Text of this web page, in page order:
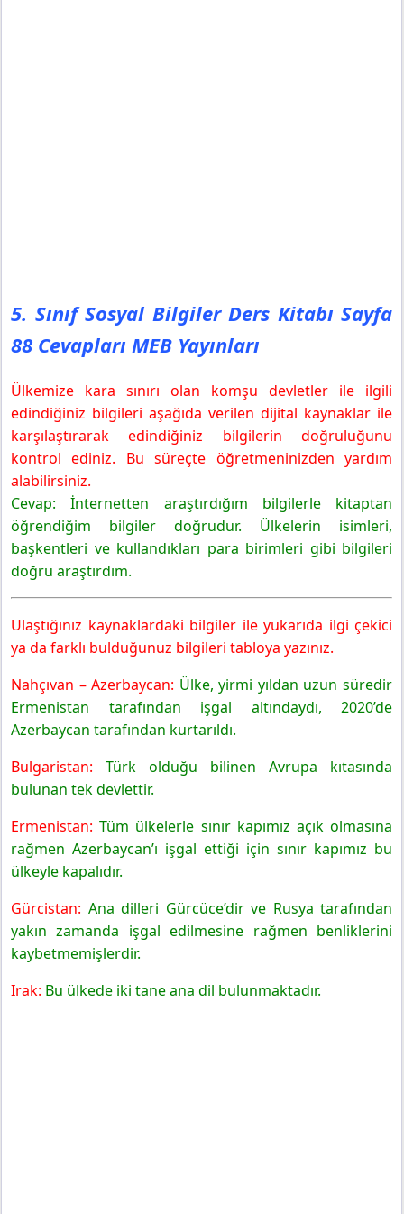
5. Sınıf Sosyal Bilgiler Ders Kitabı Sayfa
88 Cevapları MEB Yayınları
Ülkemize kara sınırı olan komşu devletler ile ilgili
edindiğiniz bilgileri aşağıda verilen dijital kaynaklar ile
karşılaştırarak edindiğiniz bilgilerin doğruluğunu
kontrol ediniz. Bu süreçte öğretmeninizden yardım
alabilirsiniz.
Cevap: İnternetten araştırdığım bilgilerle kitaptan
öğrendiğim bilgiler doğrudur. Ülkelerin isimleri,
başkentleri ve kullandıkları para birimleri gibi bilgileri
doğru araştırdım.
Ulaştığınız kaynaklardaki bilgiler ile yukarıda ilgi çekici
ya da farklı bulduğunuz bilgileri tabloya yazınız.
Nahçıvan – Azerbaycan: Ülke, yirmi yıldan uzun süredir
Ermenistan tarafından işgal altındaydı, 2020’de
Azerbaycan tarafından kurtarıldı.
Bulgaristan: Türk olduğu bilinen Avrupa kıtasında
bulunan tek devlettir.
Ermenistan:Tüm ülkelerle sınır kapımız açık olmasına
rağmen Azerbaycan’ı işgal ettiği için sınır kapımız bu
ülkeyle kapalıdır.
Gürcistan: Ana dilleri Gürcüce’dir ve Rusya tarafından
yakın zamanda işgal edilmesine rağmen benliklerini
kaybetmemişlerdir.
Irak: Bu ülkede iki tane ana dil bulunmaktadır.